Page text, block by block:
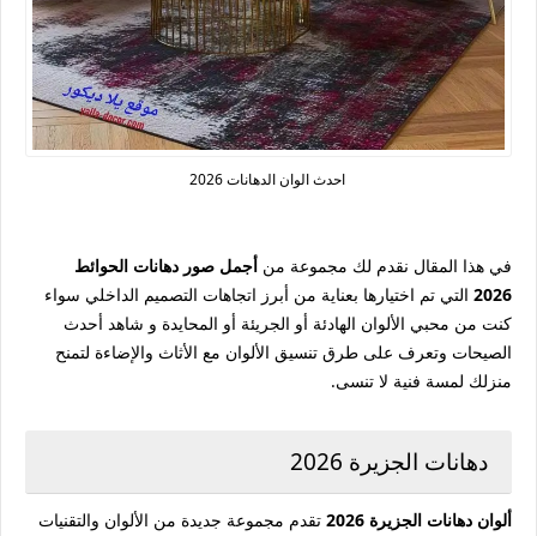
احدث الوان الدهانات 2026
في هذا المقال نقدم لك مجموعة من أجمل صور دهانات الحوائط
2026 التي تم اختيارها بعناية من أبرز اتجاهات التصميم الداخلي سواء
كنت من محبي الألوان الهادئة أو الجريئة أو المحايدة و شاهد أحدث
الصيحات وتعرف على طرق تنسيق الألوان مع الأثاث والإضاءة لتمنح
منزلك لمسة فنية لا تنسى.
دهانات الجزيرة 2026
ألوان دهانات الجزيرة 2026
تقدم مجموعة جديدة من الألوان والتقنيات